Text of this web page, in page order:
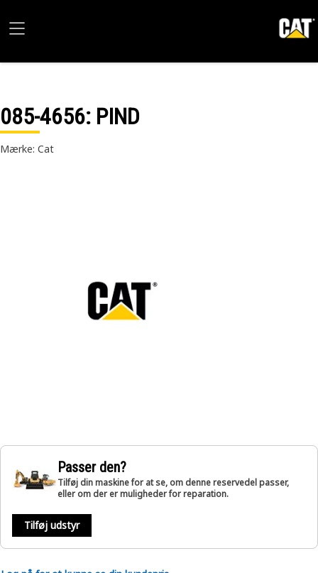
085-4656: PIND
Mærke: Cat
Passer den?
Tilføj din maskine for at se, om denne reservedel passer,
eller om der er muligheder for reparation.
Tilføj udstyr